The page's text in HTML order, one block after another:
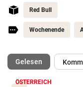
Red Bull
Wochenende
Gelesen
ÖSTERREICH